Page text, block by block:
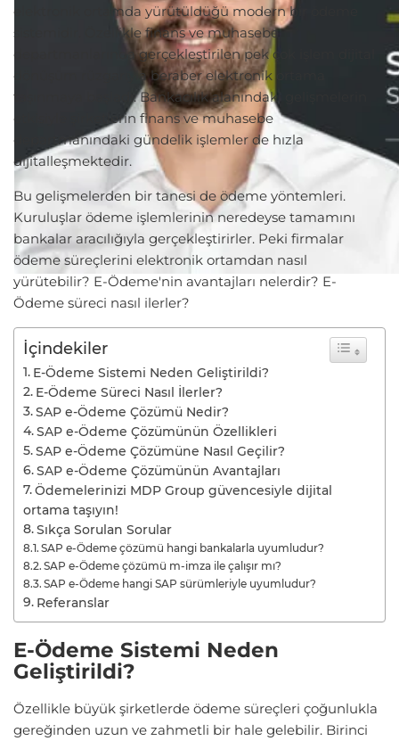
elektronik ortamda yürütüldüğü modern bir ödeme
sistemidir. Özellikle finans ve muhasebe
departmanlarında gerçekleştirilen pek çok işlem dijital
dönüşüm rüzgarıyla beraber elektronik ortama
taşınmaya başladı. Bankacılık alanındaki gelişmelerin
etkisiyle şirketlerin finans ve muhasebe
departmanındaki gündelik işlemler de hızla
dijitalleşmektedir.
Bu gelişmelerden bir tanesi de ödeme yöntemleri.
Kuruluşlar ödeme işlemlerinin neredeyse tamamını
bankalar aracılığıyla gerçekleştirirler. Peki firmalar
ödeme süreçlerini elektronik ortamdan nasıl
yürütebilir? E-Ödeme'nin avantajları nelerdir? E-
Ödeme süreci nasıl ilerler?
İçindekiler
E-Ödeme Sistemi Neden Geliştirildi?
E-Ödeme Süreci Nasıl İlerler?
SAP e-Ödeme Çözümü Nedir?
SAP e-Ödeme Çözümünün Özellikleri
SAP e-Ödeme Çözümüne Nasıl Geçilir?
SAP e-Ödeme Çözümünün Avantajları
Ödemelerinizi MDP Group güvencesiyle dijital
ortama taşıyın!
Sıkça Sorulan Sorular
SAP e-Ödeme çözümü hangi bankalarla uyumludur?
SAP e-Ödeme çözümü m-imza ile çalışır mı?
SAP e-Ödeme hangi SAP sürümleriyle uyumludur?
Referanslar
E-Ödeme Sistemi Neden
Geliştirildi?
Özellikle büyük şirketlerde ödeme süreçleri çoğunlukla
gereğinden uzun ve zahmetli bir hale gelebilir. Birinci